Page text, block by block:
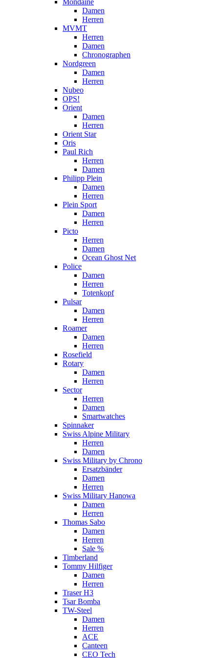
Mondaine
Damen
Herren
MVMT
Herren
Damen
Chronographen
Nordgreen
Damen
Herren
Nubeo
OPS!
Orient
Damen
Herren
Orient Star
Oris
Paul Rich
Herren
Damen
Philipp Plein
Damen
Herren
Plein Sport
Damen
Herren
Picto
Herren
Damen
Ocean Ghost Net
Police
Damen
Herren
Totenkopf
Pulsar
Damen
Herren
Roamer
Damen
Herren
Rosefield
Rotary
Damen
Herren
Sector
Herren
Damen
Smartwatches
Spinnaker
Swiss Alpine Military
Herren
Damen
Swiss Military by Chrono
Ersatzbänder
Damen
Herren
Swiss Military Hanowa
Damen
Herren
Thomas Sabo
Damen
Herren
Sale %
Timberland
Tommy Hilfiger
Damen
Herren
Traser H3
Tsar Bomba
TW-Steel
Damen
Herren
ACE
Canteen
CEO Tech